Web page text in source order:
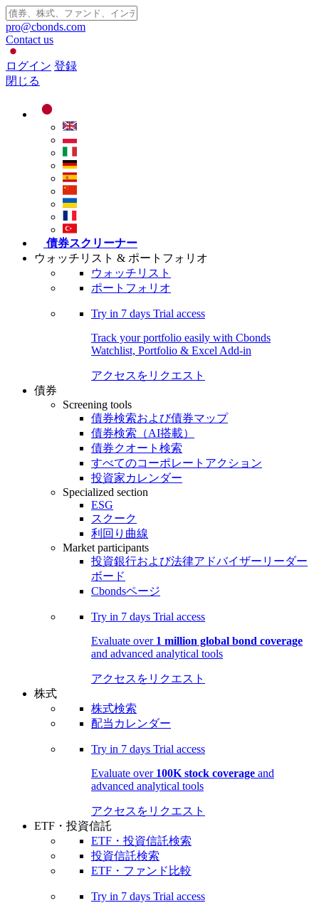
pro@cbonds.com
Contact us
ログイン 登録
閉じる
債券スクリーナー
ウォッチリスト & ポートフォリオ
ウォッチリスト
ポートフォリオ
Try in 7 days Trial access
Track your portfolio easily with Cbonds
Watchlist, Portfolio & Excel Add-in
アクセスをリクエスト
債券
Screening tools
債券検索および債券マップ
債券検索（AI搭載）
債券クオート検索
すべてのコーポレートアクション
投資家カレンダー
Specialized section
ESG
スクーク
利回り曲線
Market participants
投資銀行および法律アドバイザーリーダー
ボード
Cbondsページ
Try in 7 days Trial access
Evaluate over 1 million global bond coverage
and advanced analytical tools
アクセスをリクエスト
株式
株式検索
配当カレンダー
Try in 7 days Trial access
Evaluate over 100K stock coverage and
advanced analytical tools
アクセスをリクエスト
ETF・投資信託
ETF・投資信託検索
投資信託検索
ETF・ファンド比較
Try in 7 days Trial access